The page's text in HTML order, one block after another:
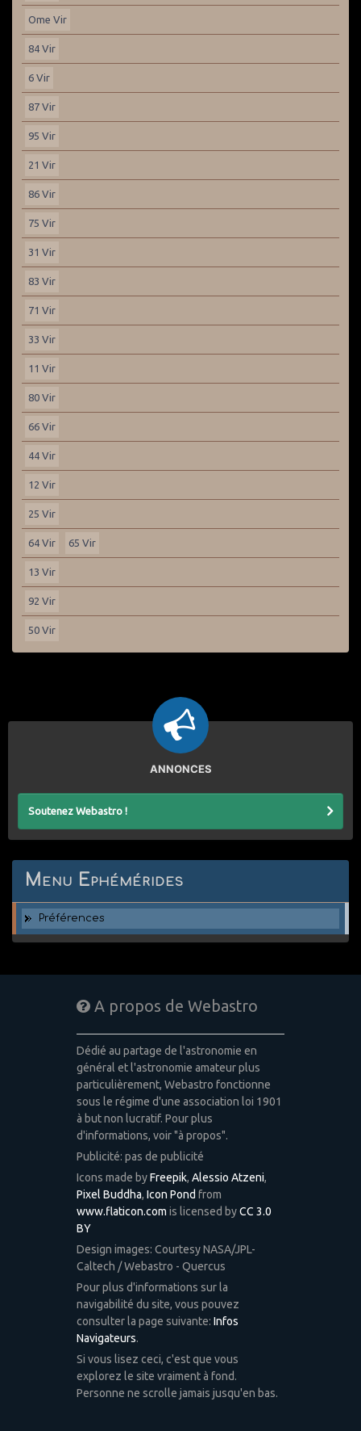
Ome Vir
84 Vir
6 Vir
87 Vir
95 Vir
21 Vir
86 Vir
75 Vir
31 Vir
83 Vir
71 Vir
33 Vir
11 Vir
80 Vir
66 Vir
44 Vir
12 Vir
25 Vir
64 Vir 65 Vir
13 Vir
92 Vir
50 Vir
ANNONCES
Soutenez Webastro !
Menu Ephémérides
Préférences
A propos de Webastro
Dédié au partage de l'astronomie en
général et l'astronomie amateur plus
particulièrement, Webastro fonctionne
sous le régime d'une association loi 1901
à but non lucratif. Pour plus
d'informations, voir "à propos".
Publicité: pas de publicité
Icons made byFreepik, Alessio Atzeni,
Pixel Buddha, Icon Pond from
www.flaticon.com is licensed byCC 3.0
BY
Design images: Courtesy NASA/JPL-
Caltech / Webastro - Quercus
Pour plus d'informations sur la
navigabilité du site, vous pouvez
consulter la page suivante: Infos
Navigateurs.
Si vous lisez ceci, c'est que vous
explorez le site vraiment à fond.
Personne ne scrolle jamais jusqu'en bas.